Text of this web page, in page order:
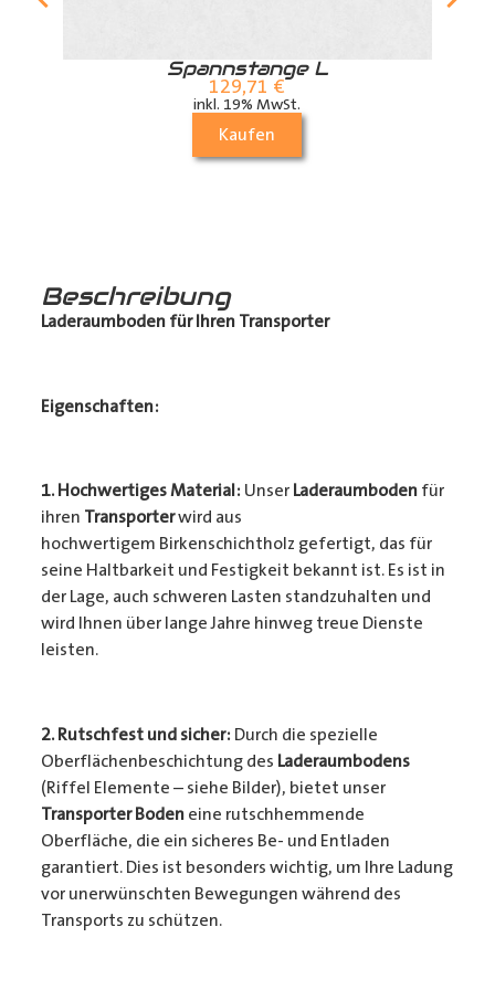
Spannstange L
129,71 €
inkl. 19% MwSt.
Kaufen
Beschreibung
Laderaumboden für Ihren Transporter
Eigenschaften:
1. Hochwertiges Material: Unser Laderaumbodenfür
ihren Transporterwird aus
hochwertigem Birkenschichtholz gefertigt, das für
seine Haltbarkeit und Festigkeit bekannt ist. Es ist in
der Lage, auch schweren Lasten standzuhalten und
wird Ihnen über lange Jahre hinweg treue Dienste
leisten.
2. Rutschfest und sicher: Durch die spezielle
Oberflächenbeschichtung des Laderaumbodens
(Riffel Elemente – siehe Bilder), bietet unser
Transporter Bodeneine rutschhemmende
Oberfläche, die ein sicheres Be- und Entladen
garantiert. Dies ist besonders wichtig, um Ihre Ladung
vor unerwünschten Bewegungen während des
Transports zu schützen.